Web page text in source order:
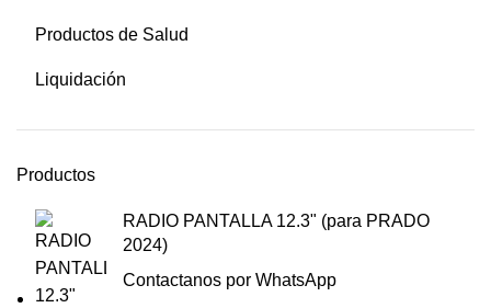
Productos de Salud
Liquidación
Productos
RADIO PANTALLA 12.3" (para PRADO
2024)
Contactanos por WhatsApp